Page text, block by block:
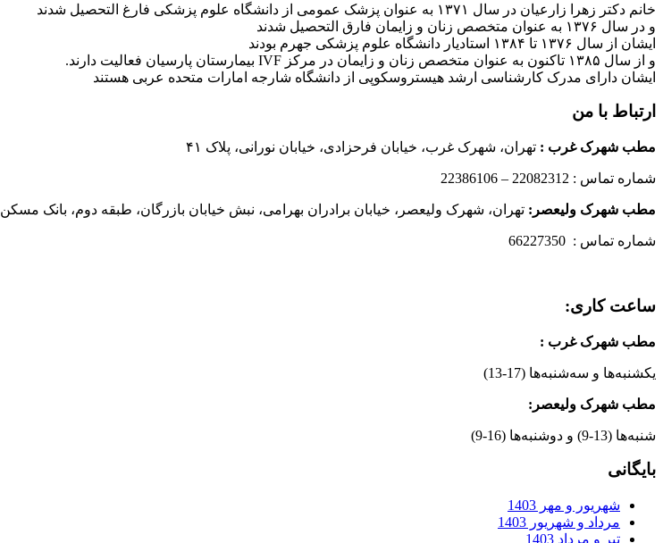
خانم دکتر زهرا زارعیان در سال ۱۳۷۱ به عنوان پزشک عمومی از دانشگاه علوم پزشکی فارغ التحصیل شدند
و در سال ۱۳۷۶ به عنوان متخصص زنان و زایمان فارق التحصیل شدند
ایشان از سال ۱۳۷۶ تا ۱۳۸۴ استادیار دانشگاه علوم پزشکی جهرم بودند
و از سال ۱۳۸۵ تاکنون به عنوان متخصص زنان و زایمان در مرکز IVF بیمارستان پارسیان فعالیت دارند.
ایشان دارای مدرک کارشناسی ارشد هیستروسکوپی از دانشگاه شارجه امارات متحده عربی هستند
ارتباط با من
مطب شهرک غرب : تهران، شهرک غرب، خیابان فرحزادی، خیابان نورانی، پلاک ۴۱
شماره تماس : 22082312 – 22386106
مطب شهرک ولیعصر: تهران، شهرک ولیعصر، خیابان برادران بهرامی، نبش خیابان بازرگان، طبقه دوم، بانک مسکن
شماره تماس : 66227350
ساعت کاری:
مطب شهرک غرب :
یکشنبه‌ها و سه‌شنبه‌ها (17-13)
مطب شهرک ولیعصر:
شنبه‌ها (13-9) و دوشنبه‌ها (16-9)
بایگانی
شهریور و مهر 1403
مرداد و شهریور 1403
تیر و مرداد 1403